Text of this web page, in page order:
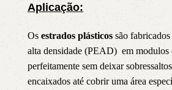
Aplicação:
Os estrados plásticos são
alta densidade (PEAD) em modulos
perfeitamente sem deixar
encaixados até cobrir uma área